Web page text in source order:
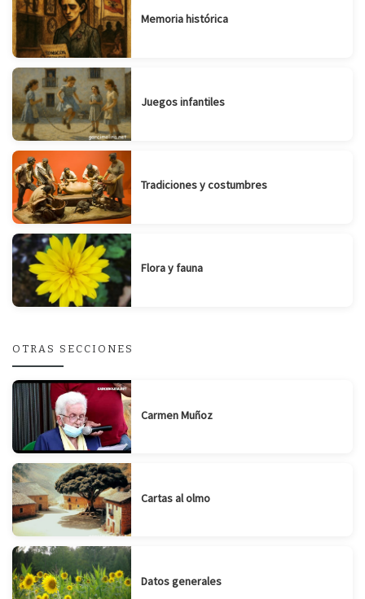
Memoria histórica
Juegos infantiles
Tradiciones y costumbres
Flora y fauna
OTRAS SECCIONES
Carmen Muñoz
Cartas al olmo
Datos generales